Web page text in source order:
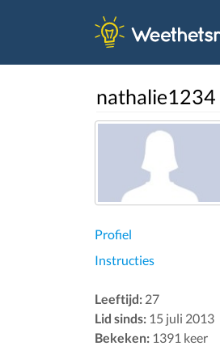
nathalie1234
Profiel
Instructies
Leeftijd: 27
Lid sinds: 15 juli 2013
Bekeken: 1391 keer